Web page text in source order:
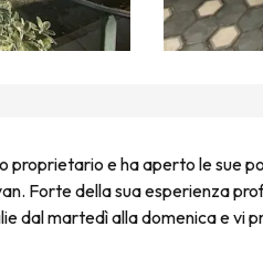
proprietario e ha aperto le sue
Forte della sua esperienza
dal martedì alla domenica e vi